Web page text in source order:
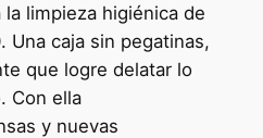
limpieza higiénica de
Una caja sin pegatinas,
que logre delatar lo
Con ella
y nuevas